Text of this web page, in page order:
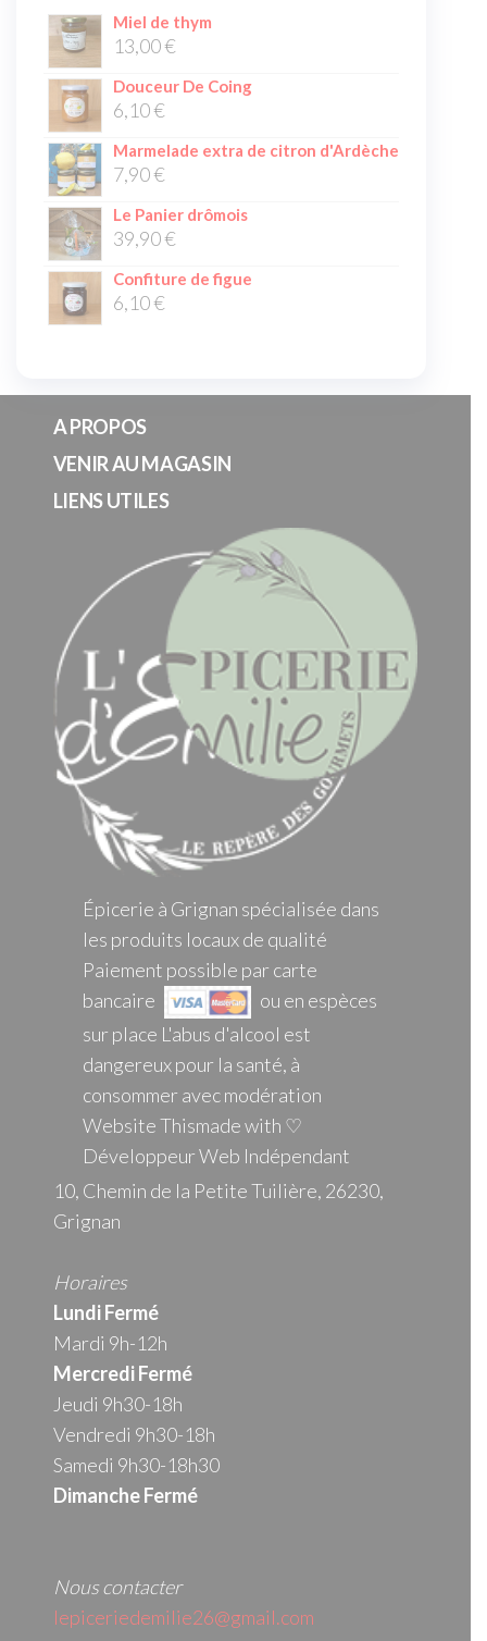
Miel de thym
13,00€
Douceur De Coing
6,10€
Marmelade extra de citron d'Ardèche
7,90€
Le Panier drômois
39,90€
Confiture de figue
6,10€
A PROPOS
VENIR AU MAGASIN
LIENS UTILES
Épicerie à Grignan spécialisée dans
les produits locaux de qualité
Paiement possible par carte
bancaire
ou en espèces
sur place L'abus d'alcool est
dangereux pour la santé, à
consommer avec modération
Website Thismade with ♡
Développeur Web Indépendant
10, Chemin de la Petite Tuilière, 26230,
Grignan
Horaires
Lundi Fermé
Mardi 9h-12h
MercrediFermé
Jeudi 9h30-18h
Vendredi 9h30-18h
Samedi 9h30-18h30
Dimanche Fermé
Nous contacter
lepiceriedemilie26@gmail.com